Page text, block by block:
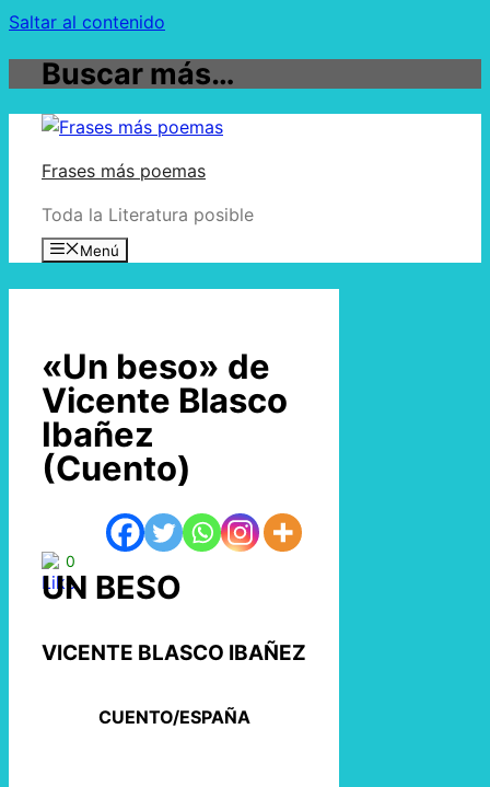
Saltar al contenido
Buscar más…
Frases más poemas
Toda la Literatura posible
Menú
«Un beso» de
Vicente Blasco
Ibañez
(Cuento)
0
UN BESO
VICENTE BLASCO IBAÑEZ
CUENTO/ESPAÑA